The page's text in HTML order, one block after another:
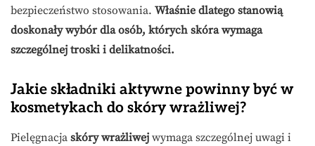
bezpieczeństwo stosowania. Właśnie dlatego stanowią
doskonały wybór dla osób, których skóra wymaga
szczególnej troski i delikatności.
Jakie składniki aktywne powinny być w
kosmetykach do skóry wrażliwej?
Pielęgnacja skóry wrażliwej wymaga szczególnej uwagi i